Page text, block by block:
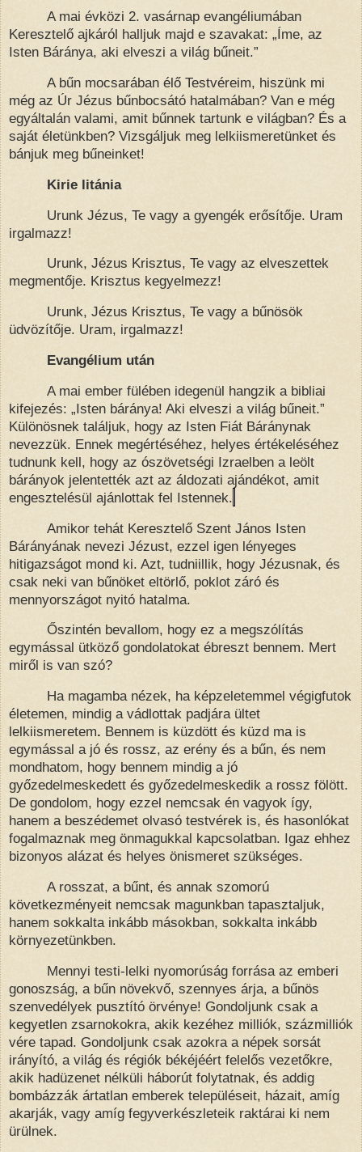
A mai évközi 2. vasárnap evangéliumában
Keresztelő ajkáról halljuk majd e szavakat: „Íme, az
Isten Báránya, aki elveszi a világ bűneit.”
A bűn mocsarában élő Testvéreim, hiszünk mi
még az Úr Jézus bűnbocsátó hatalmában? Van e még
egyáltalán valami, amit bűnnek tartunk e világban? És a
saját életünkben? Vizsgáljuk meg lelkiismeretünket és
bánjuk meg bűneinket!
Kirie litánia
Urunk Jézus, Te vagy a gyengék erősítője. Uram
irgalmazz!
Urunk, Jézus Krisztus, Te vagy az elveszettek
megmentője. Krisztus kegyelmezz!
Urunk, Jézus Krisztus, Te vagy a bűnösök
üdvözítője. Uram, irgalmazz!
Evangélium után
A mai ember fülében idegenül hangzik a bibliai
kifejezés: „Isten báránya! Aki elveszi a világ bűneit.”
Különösnek találjuk, hogy az Isten Fiát Báránynak
nevezzük. Ennek megértéséhez, helyes értékeléséhez
tudnunk kell, hogy az ószövetségi Izraelben a leölt
bárányok jelentették azt az áldozati ajándékot, amit
engesztelésül ajánlottak fel Istennek.
Amikor tehát Keresztelő Szent János Isten
Bárányának nevezi Jézust, ezzel igen lényeges
hitigazságot mond ki. Azt, tudniillik, hogy Jézusnak, és
csak neki van bűnöket eltörlő, poklot záró és
mennyországot nyitó hatalma.
Őszintén bevallom, hogy ez a megszólítás
egymással ütköző gondolatokat ébreszt bennem. Mert
miről is van szó?
Ha magamba nézek, ha képzeletemmel végigfutok
életemen, mindig a vádlottak padjára ültet
lelkiismeretem. Bennem is küzdött és küzd ma is
egymással a jó és rossz, az erény és a bűn, és nem
mondhatom, hogy bennem mindig a jó
győzedelmeskedett és győzedelmeskedik a rossz fölött.
De gondolom, hogy ezzel nemcsak én vagyok így,
hanem a beszédemet olvasó testvérek is, és hasonlókat
fogalmaznak meg önmagukkal kapcsolatban. Igaz ehhez
bizonyos alázat és helyes önismeret szükséges.
A rosszat, a bűnt, és annak szomorú
következményeit nemcsak magunkban tapasztaljuk,
hanem sokkalta inkább másokban, sokkalta inkább
környezetünkben.
Mennyi testi-lelki nyomorúság forrása az emberi
gonoszság, a bűn növekvő, szennyes árja, a bűnös
szenvedélyek pusztító örvénye! Gondoljunk csak a
kegyetlen zsarnokokra, akik kezéhez milliók, százmilliók
vére tapad. Gondoljunk csak azokra a népek sorsát
irányító, a világ és régiók békéjéért felelős vezetőkre,
akik hadüzenet nélküli háborút folytatnak, és addig
bombázzák ártatlan emberek településeit, házait, amíg
akarják, vagy amíg fegyverkészleteik raktárai ki nem
ürülnek.